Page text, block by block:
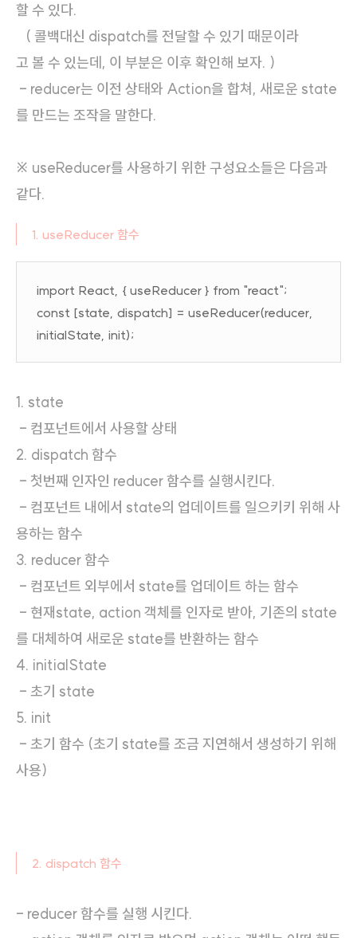
할 수 있다.
( 콜백대신 dispatch를 전달할 수 있기 때문이라
고 볼 수 있는데, 이 부분은 이후 확인해 보자. )
- reducer는 이전 상태와 Action을 합쳐, 새로운 state
를 만드는 조작을 말한다.
※ useReducer를 사용하기 위한 구성요소들은 다음과
같다.
1. useReducer 함수
import React, { useReducer } from "react";
const [state, dispatch] = useReducer(reducer,
initialState, init);
1. state
- 컴포넌트에서 사용할 상태
2. dispatch 함수
- 첫번째 인자인 reducer 함수를 실행시킨다.
- 컴포넌트 내에서 state의 업데이트를 일으키키 위해 사
용하는 함수
3. reducer 함수
- 컴포넌트 외부에서 state를 업데이트 하는 함수
- 현재state, action 객체를 인자로 받아, 기존의 state
를 대체하여 새로운 state를 반환하는 함수
4. initialState
- 초기 state
5. init
- 초기 함수 (초기 state를 조금 지연해서 생성하기 위해
사용)
2. dispatch 함수
- reducer 함수를 실행 시킨다.